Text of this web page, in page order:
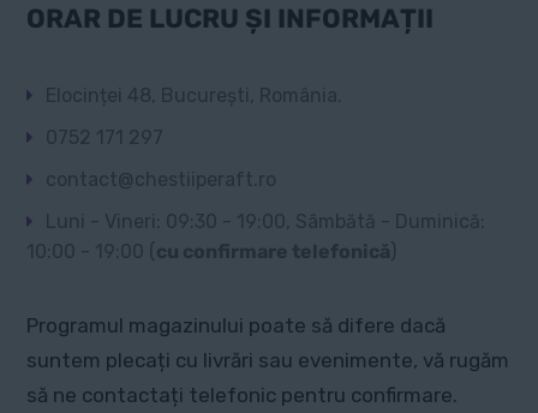
ORAR DE LUCRU ȘI INFORMAȚII
Elocinței 48, București, România.
0752 171 297
contact@chestiiperaft.ro
Luni - Vineri: 09:30 - 19:00, Sâmbătă - Duminică:
10:00 - 19:00 ( cu confirmare telefonică)
Programul magazinului poate să difere dacă
suntem plecați cu livrări sau evenimente, vă rugăm
să ne contactați telefonic pentru confirmare.